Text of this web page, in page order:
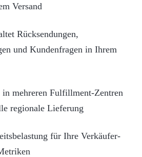
Versand
Rücksendungen,
und Kundenfragen in Ihrem
in mehreren Fulfillment-Zentren
regionale Lieferung
für Ihre Verkäufer-